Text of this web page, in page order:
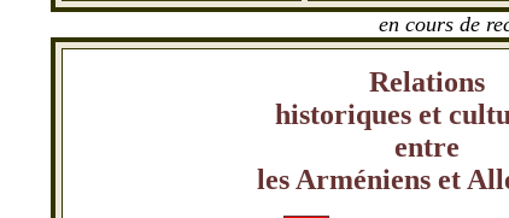
en cours de
Relations
historiques et
entre
les Arméniens et